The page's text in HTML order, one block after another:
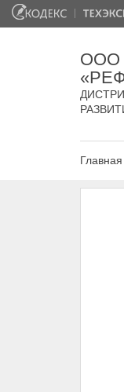
ООО
Главная